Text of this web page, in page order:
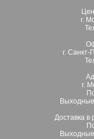
г.
г.
г.
Доставка в